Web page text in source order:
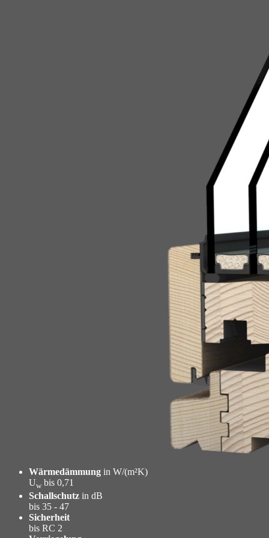
Wärmedämmung in W/(m²K)
Uw bis 0,71
Schallschutz in dB
bis 35 - 47
Sicherheit
bis RC 2